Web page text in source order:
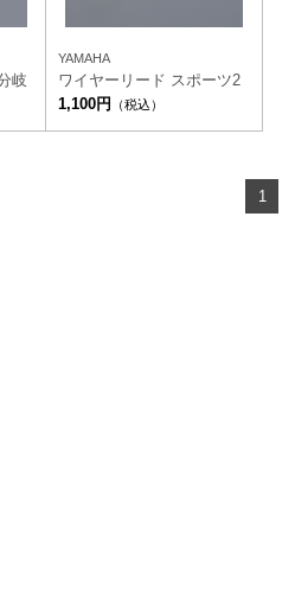
岐
YAMAHA
ワイヤーリード スポーツ2
1,100円
（税込）
1